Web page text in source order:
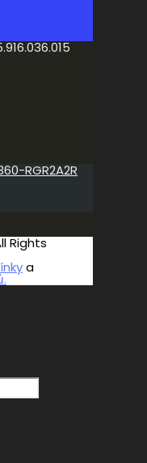
RGR2A2R
Rights
a